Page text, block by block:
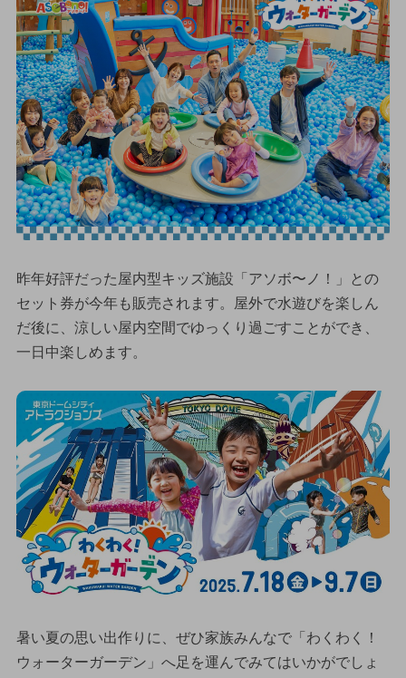
昨年好評だった屋内型キッズ施設「アソボ〜ノ！」との
セット券が今年も販売されます。屋外で水遊びを楽しん
だ後に、涼しい屋内空間でゆっくり過ごすことができ、
一日中楽しめます。
暑い夏の思い出作りに、ぜひ家族みんなで「わくわく！
ウォーターガーデン」へ足を運んでみてはいかがでしょ